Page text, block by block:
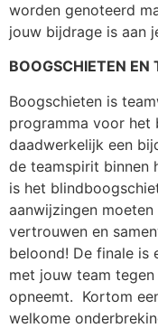
worden genoteerd
jouw bijdrage is aan
BOOGSCHIETEN EN
Boogschieten is
programma voor het
daadwerkelijk een
de teamspirit binnen
is het
aanwijzingen
vertrouwen en
beloond! De finale is
met jouw team
opneemt. Kortom
welkome